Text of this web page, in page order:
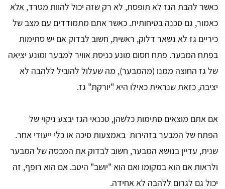
כאשר להבת הגז לא תופסת, לא רק שזה יכול להוות מטרד, אלא
כאמור, גם סכנה בטיחותית. כאשר אתם מתמודדים עם מצב של
כיריים גז לא נשאר דלוק, ראשית, חשוב לבדוק אם יש סתימות
בפתח המבער. פתח חסום מונע כניסת אוויר למבער ומונע יציאה
של גז החוצה ממנו (מהמבער), מה שעלול להוביל ללהבה לא
יציבה, כזאת שנראית כאילו היא "יורקת" גז.
אם אתם מוצאים סתימות כלשהן, טכנאי הגז יבצע ניקוי של
הפתח של המבער בזהירות באמצעות סיכה או כלי ייעודי אחר.
שנית, עדיין בנושא המבער, חשוב לבדוק את המכסה של המבער
ולראות אם הוא במקומו ואם הוא "יושב" היטב. אם הוא רופף, זה
יכול גם לגרום ללהבה לא אחידה.